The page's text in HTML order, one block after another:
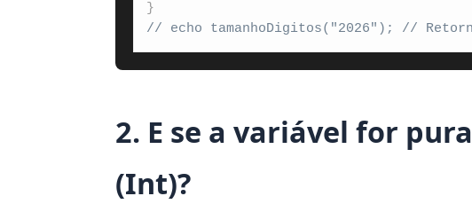
}
// echo tamanhoDigitos("2026"); //
2. E se a variável for
(Int)?